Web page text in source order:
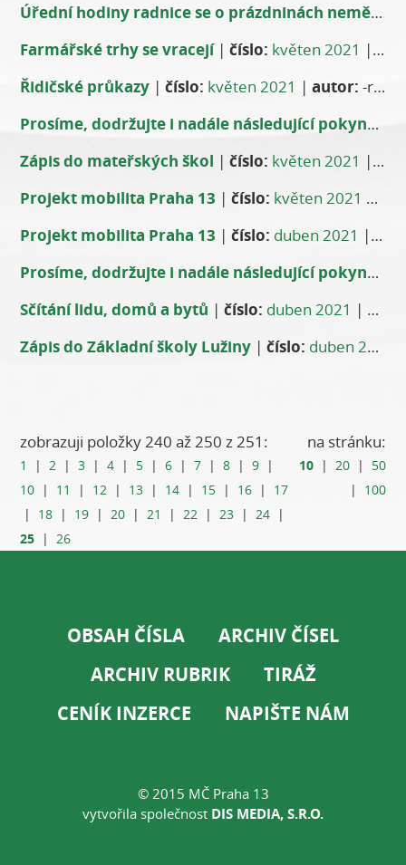
Úřední hodiny radnice se o prázdninách nemění
Farmářské trhy se vracejí|číslo: květen 2021 |
Řidičské průkazy |číslo: květen 2021 |autor: -red-
Prosíme, dodržujte i nadále následující pokyny|
Zápis do mateřských škol |číslo: květen 2021 |
Projekt mobilita Praha 13 |číslo: květen 2021
Projekt mobilita Praha 13 |číslo: duben 2021 |
Prosíme, dodržujte i nadále následující pokyny|
Sčítání lidu, domů a bytů |číslo: duben 2021 |
Zápis do Základní školy Lužiny |číslo: duben 2021
zobrazuji položky 240 až 250 z 251:
1 | 2 |3 |4 | 5 |6 |7 |8 |9 |
10 | 11 | 12 | 13 | 14 | 15 | 16 | 17
| 18 | 19 | 20 | 21 | 22 | 23 | 24 |
25 | 26
na stránku:
10| 20| 50
| 100
OBSAH ČÍSLA
ARCHIV ČÍSEL
ARCHIV RUBRIK
TIRÁŽ
CENÍK INZERCE
NAPIŠTE NÁM
© 2015 MČ Praha 13
vytvořila společnost DIS MEDIA, S.R.O.